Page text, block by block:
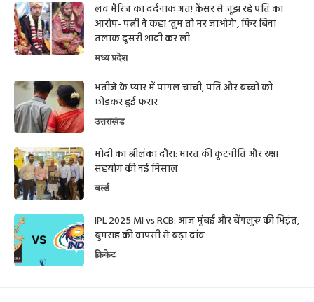
लव मैरिज का दर्दनाक अंत! कैंसर से जूझ रहे पति का
आरोप- पत्नी ने कहा ‘तुम तो मर जाओगे’, फिर बिना
तलाक दूसरी शादी कर ली
मध्य प्रदेश
भतीजे के प्यार में पागल चाची, पति और बच्चों को
छोड़कर हुई फरार
उत्तराखंड
मोदी का श्रीलंका दौरा: भारत की कूटनीति और रक्षा
सहयोग की नई मिसाल
वर्ल्ड
IPL 2025 MI vs RCB: आज मुंबई और बेंगलुरु की भिड़ंत,
बुमराह की वापसी से बढ़ा दांव
क्रिकेट